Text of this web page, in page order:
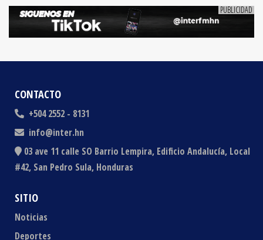
CONTACTO
+504 2552 - 8131
info@inter.hn
03 ave 11 calle SO Barrio Lempira, Edificio Andalucía, Local
#42, San Pedro Sula, Honduras
SITIO
Noticias
Deportes